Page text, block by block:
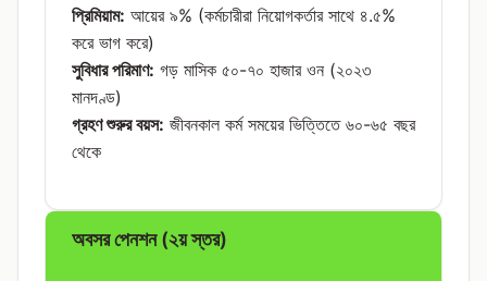
প্রিমিয়াম: আয়ের ৯% (কর্মচারীরা নিয়োগকর্তার সাথে ৪.৫%
করে ভাগ করে)
সুবিধার পরিমাণ: গড় মাসিক ৫০-৭০ হাজার ওন (২০২৩
মানদণ্ড)
গ্রহণ শুরুর বয়স: জীবনকাল কর্ম সময়ের ভিত্তিতে ৬০-৬৫ বছর
থেকে
অবসর পেনশন (২য় স্তর)